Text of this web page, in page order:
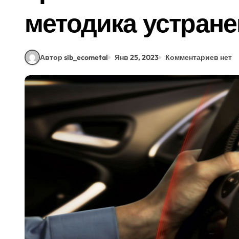
методика
Автор sib_ecometal Янв 25, 2023 Комментариев нет